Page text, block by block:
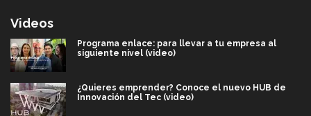
Videos
Programa enlace: para llevar a tu empresa al
siguiente nivel (video)
¿Quieres emprender? Conoce el nuevo HUB de
Innovación del Tec (video)